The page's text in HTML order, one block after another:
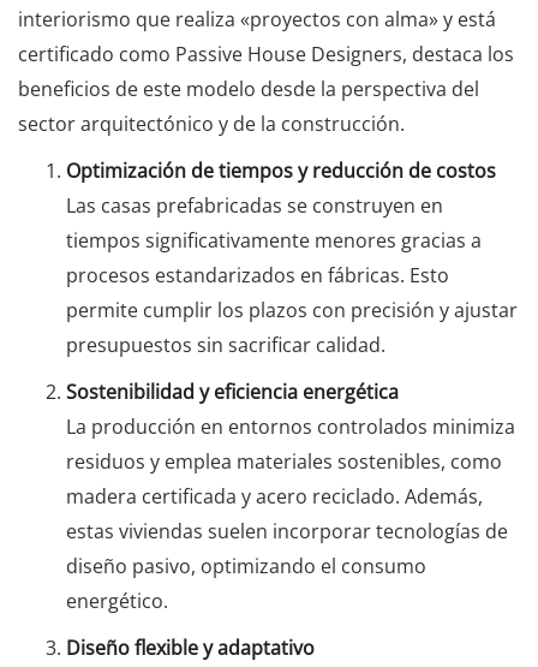
interiorismo que realiza «proyectos con alma» y está
certificado como Passive House Designers, destaca los
beneficios de este modelo desde la perspectiva del
sector arquitectónico y de la construcción.
Optimización de tiempos y reducción de costos
Las casas prefabricadas se construyen en
tiempos significativamente menores gracias a
procesos estandarizados en fábricas. Esto
permite cumplir los plazos con precisión y ajustar
presupuestos sin sacrificar calidad.
Sostenibilidad y eficiencia energética
La producción en entornos controlados minimiza
residuos y emplea materiales sostenibles, como
madera certificada y acero reciclado. Además,
estas viviendas suelen incorporar tecnologías de
diseño pasivo, optimizando el consumo
energético.
Diseño flexible y adaptativo